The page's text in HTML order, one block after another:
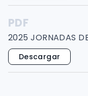
PDF
2025 JORNADAS
Descargar